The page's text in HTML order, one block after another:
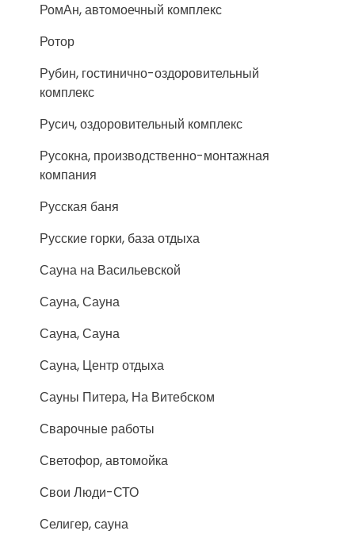
РомАн, автомоечный комплекс
Ротор
Рубин, гостинично-оздоровительный
комплекс
Русич, оздоровительный комплекс
Русокна, производственно-монтажная
компания
Русская баня
Русские горки, база отдыха
Сауна на Васильевской
Сауна, Сауна
Сауна, Сауна
Сауна, Центр отдыха
Сауны Питера, На Витебском
Сварочные работы
Светофор, автомойка
Свои Люди-СТО
Селигер, сауна